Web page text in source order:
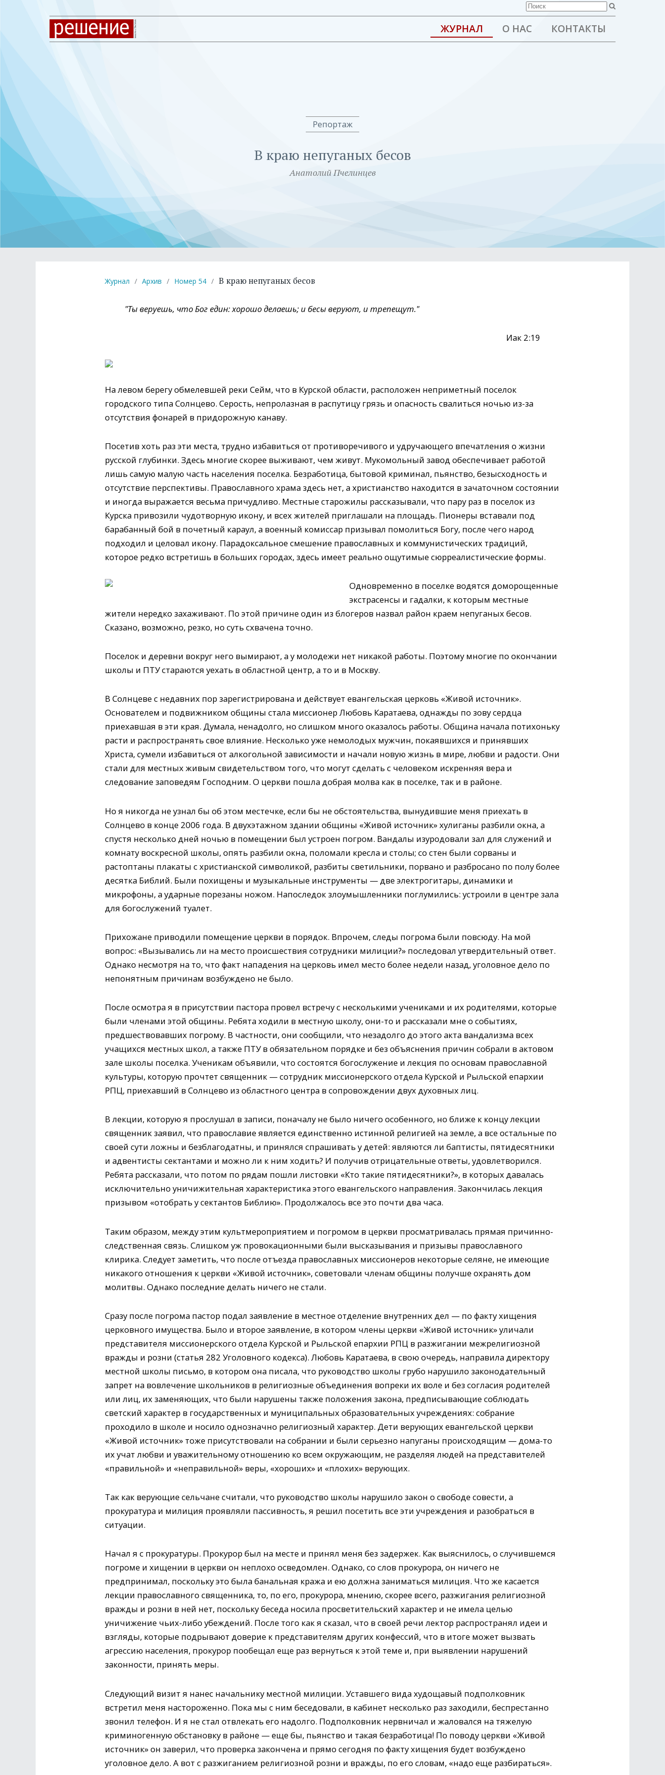
ЖУРНАЛ О НАС КОНТАКТЫ
Репортаж
В краю непуганых бесов
Анатолий Пчелинцев
Журнал / Архив / Номер 54 / В краю непуганых бесов
"Ты веруешь, что Бог един: хорошо делаешь; и бесы веруют, и трепещут."
Иак 2:19
На левом берегу обмелевшей реки Сейм, что в Курской области, расположен неприметный поселок
городского типа Солнцево. Серость, непролазная в распутицу грязь и опасность свалиться ночью из-за
отсутствия фонарей в придорожную канаву.
Посетив хоть раз эти места, трудно избавиться от противоречивого и удручающего впечатления о жизни
русской глубинки. Здесь многие скорее выживают, чем живут. Мукомольный завод обеспечивает работой
лишь самую малую часть населения поселка. Безработица, бытовой криминал, пьянство, безысходность и
отсутствие перспективы. Православного храма здесь нет, а христианство находится в зачаточном состоянии
и иногда выражается весьма причудливо. Местные старожилы рассказывали, что пару раз в поселок из
Курска привозили чудотворную икону, и всех жителей приглашали на площадь. Пионеры вставали под
барабанный бой в почетный караул, а военный комиссар призывал помолиться Богу, после чего народ
подходил и целовал икону. Парадоксальное смешение православных и коммунистических традиций,
которое редко встретишь в больших городах, здесь имеет реально ощутимые сюрреалистические формы.
Одновременно в поселке водятся доморощенные
экстрасенсы и гадалки, к которым местные
жители нередко захаживают. По этой причине один из блогеров назвал район краем непуганых бесов.
Сказано, возможно, резко, но суть схвачена точно.
Поселок и деревни вокруг него вымирают, а у молодежи нет никакой работы. Поэтому многие по окончании
школы и ПТУ стараются уехать в областной центр, а то и в Москву.
В Солнцеве с недавних пор зарегистрирована и действует евангельская церковь «Живой источник».
Основателем и подвижником общины стала миссионер Любовь Каратаева, однажды по зову сердца
приехавшая в эти края. Думала, ненадолго, но слишком много оказалось работы. Община начала потихоньку
расти и распространять свое влияние. Несколько уже немолодых мужчин, покаявшихся и принявших
Христа, сумели избавиться от алкогольной зависимости и начали новую жизнь в мире, любви и радости. Они
стали для местных живым свидетельством того, что могут сделать с человеком искренняя вера и
следование заповедям Господним. О церкви пошла добрая молва как в поселке, так и в районе.
Но я никогда не узнал бы об этом местечке, если бы не обстоятельства, вынудившие меня приехать в
Солнцево в конце 2006 года. В двухэтажном здании общины «Живой источник» хулиганы разбили окна, а
спустя несколько дней ночью в помещении был устроен погром. Вандалы изуродовали зал для служений и
комнату воскресной школы, опять разбили окна, поломали кресла и столы; со стен были сорваны и
растоптаны плакаты с христианской символикой, разбиты светильники, порвано и разбросано по полу более
десятка Библий. Были похищены и музыкальные инструменты — две электрогитары, динамики и
микрофоны, а ударные порезаны ножом. Напоследок злоумышленники поглумились: устроили в центре зала
для богослужений туалет.
Прихожане приводили помещение церкви в порядок. Впрочем, следы погрома были повсюду. На мой
вопрос: «Вызывались ли на место происшествия сотрудники милиции?» последовал утвердительный ответ.
Однако несмотря на то, что факт нападения на церковь имел место более недели назад, уголовное дело по
непонятным причинам возбуждено не было.
После осмотра я в присутствии пастора провел встречу с несколькими учениками и их родителями, которые
были членами этой общины. Ребята ходили в местную школу, они-то и рассказали мне о событиях,
предшествовавших погрому. В частности, они сообщили, что незадолго до этого акта вандализма всех
учащихся местных школ, а также ПТУ в обязательном порядке и без объяснения причин собрали в актовом
зале школы поселка. Ученикам объявили, что состоятся богослужение и лекция по основам православной
культуры, которую прочтет священник — сотрудник миссионерского отдела Курской и Рыльской епархии
РПЦ, приехавший в Солнцево из областного центра в сопровождении двух духовных лиц.
В лекции, которую я прослушал в записи, поначалу не было ничего особенного, но ближе к концу лекции
священник заявил, что православие является единственно истинной религией на земле, а все остальные по
своей сути ложны и безблагодатны, и принялся спрашивать у детей: являются ли баптисты, пятидесятники
и адвентисты сектантами и можно ли к ним ходить? И получив отрицательные ответы, удовлетворился.
Ребята рассказали, что потом по рядам пошли листовки «Кто такие пятидесятники?», в которых давалась
исключительно уничижительная характеристика этого евангельского направления. Закончилась лекция
призывом «отобрать у сектантов Библию». Продолжалось все это почти два часа.
Таким образом, между этим культмероприятием и погромом в церкви просматривалась прямая причинно-
следственная связь. Слишком уж провокационными были высказывания и призывы православного
клирика. Следует заметить, что после отъезда православных миссионеров некоторые селяне, не имеющие
никакого отношения к церкви «Живой источник», советовали членам общины получше охранять дом
молитвы. Однако последние делать ничего не стали.
Сразу после погрома пастор подал заявление в местное отделение внутренних дел — по факту хищения
церковного имущества. Было и второе заявление, в котором члены церкви «Живой источник» уличали
представителя миссионерского отдела Курской и Рыльской епархии РПЦ в разжигании межрелигиозной
вражды и розни (статья 282 Уголовного кодекса). Любовь Каратаева, в свою очередь, направила директору
местной школы письмо, в котором она писала, что руководство школы грубо нарушило законодательный
запрет на вовлечение школьников в религиозные объединения вопреки их воле и без согласия родителей
или лиц, их заменяющих, что были нарушены также положения закона, предписывающие соблюдать
светский характер в государственных и муниципальных образовательных учреждениях: собрание
проходило в школе и носило однозначно религиозный характер. Дети верующих евангельской церкви
«Живой источник» тоже присутствовали на собрании и были серьезно напуганы происходящим — дома-то
их учат любви и уважительному отношению ко всем окружающим, не разделяя людей на представителей
«правильной» и «неправильной» веры, «хороших» и «плохих» верующих.
Так как верующие сельчане считали, что руководство школы нарушило закон о свободе совести, а
прокуратура и милиция проявляли пассивность, я решил посетить все эти учреждения и разобраться в
ситуации.
Начал я с прокуратуры. Прокурор был на месте и принял меня без задержек. Как выяснилось, о случившемся
погроме и хищении в церкви он неплохо осведомлен. Однако, со слов прокурора, он ничего не
предпринимал, поскольку это была банальная кража и ею должна заниматься милиция. Что же касается
лекции православного священника, то, по его, прокурора, мнению, скорее всего, разжигания религиозной
вражды и розни в ней нет, поскольку беседа носила просветительский характер и не имела целью
уничижение чьих-либо убеждений. После того как я сказал, что в своей речи лектор распространял идеи и
взгляды, которые подрывают доверие к представителям других конфессий, что в итоге может вызвать
агрессию населения, прокурор пообещал еще раз вернуться к этой теме и, при выявлении нарушений
законности, принять меры.
Следующий визит я нанес начальнику местной милиции. Уставшего вида худощавый подполковник
встретил меня настороженно. Пока мы с ним беседовали, в кабинет несколько раз заходили, беспрестанно
звонил телефон. И я не стал отвлекать его надолго. Подполковник нервничал и жаловался на тяжелую
криминогенную обстановку в районе — еще бы, пьянство и такая безработица! По поводу церкви «Живой
источник» он заверил, что проверка закончена и прямо сегодня по факту хищения будет возбуждено
уголовное дело. А вот с разжиганием религиозной розни и вражды, по его словам, «надо еще разбираться».